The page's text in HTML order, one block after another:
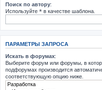
Поиск по автору:
Используйте * в качестве шаблона.
ПАРАМЕТРЫ ЗАПРОСА
Искать в форумах:
Выберите форум или форумы, в
подфорумах производится
соответствующую опцию ниже.